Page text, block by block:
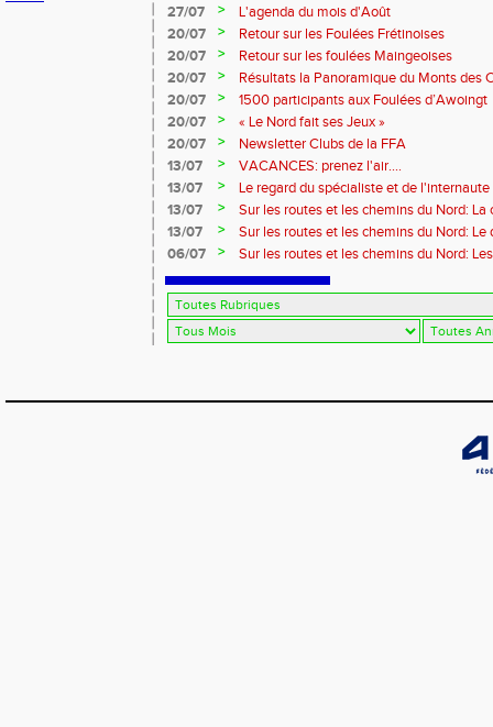
27/07
>
L'agenda du mois d'Août
20/07
>
Retour sur les Foulées Frétinoises
20/07
>
Retour sur les foulées Maingeoises
20/07
>
Résultats la Panoramique du Monts des
20/07
>
1500 participants aux Foulées d’Awoingt
20/07
>
« Le Nord fait ses Jeux »
20/07
>
Newsletter Clubs de la FFA
13/07
>
VACANCES: prenez l'air....
13/07
>
Le regard du spécialiste et de l'internaute
13/07
>
Sur les routes et les chemins du Nord: La
13/07
>
Sur les routes et les chemins du Nord:
06/07
> Sur les routes et les chemins du Nord: